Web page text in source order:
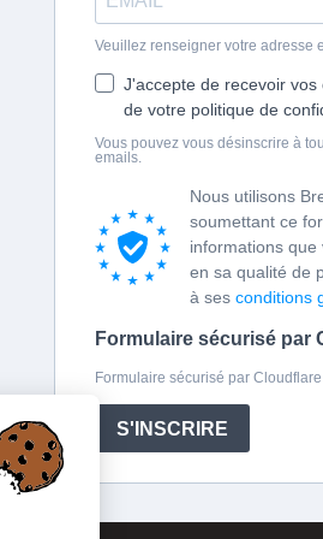
Veuillez renseigner votre adresse
J'accepte de recevoir
de votre politique de
Vous pouvez vous désinscrire à
emails.
Nous utilisons
soumettant ce
informations
en sa qualité de
à ses conditions
Formulaire sécurisé par
Formulaire sécurisé par
S'INSCRIRE